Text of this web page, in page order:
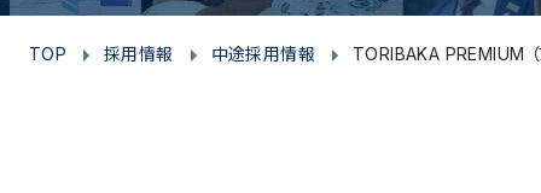
TOP 採用情報 中途採用情報 TORIBAKA PREMIUM
a
m
k